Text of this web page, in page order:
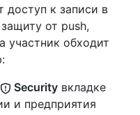
к записи в
от push,
участник обходит
Security вкладке
и предприятия